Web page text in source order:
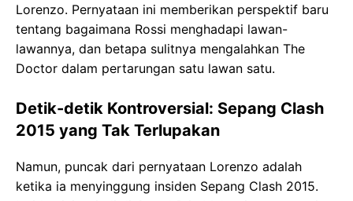
Lorenzo. Pernyataan ini memberikan perspektif baru
tentang bagaimana Rossi menghadapi lawan-
lawannya, dan betapa sulitnya mengalahkan The
Doctor dalam pertarungan satu lawan satu.
Detik-detik Kontroversial: Sepang Clash
2015 yang Tak Terlupakan
Namun, puncak dari pernyataan Lorenzo adalah
ketika ia menyinggung insiden Sepang Clash 2015.